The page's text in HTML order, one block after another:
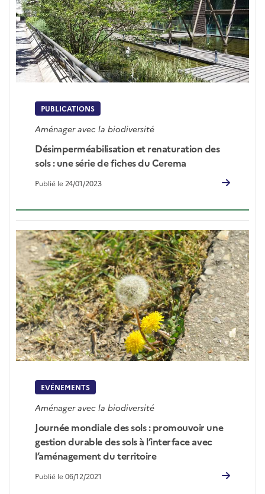
PUBLICATIONS
Aménager avec la biodiversité
Désimperméabilisation et renaturation des
sols : une série de fiches du Cerema
Publié le 24/01/2023
EVÉNEMENTS
Aménager avec la biodiversité
Journée mondiale des sols : promouvoir une
gestion durable des sols à l’interface avec
l’aménagement du territoire
Publié le 06/12/2021